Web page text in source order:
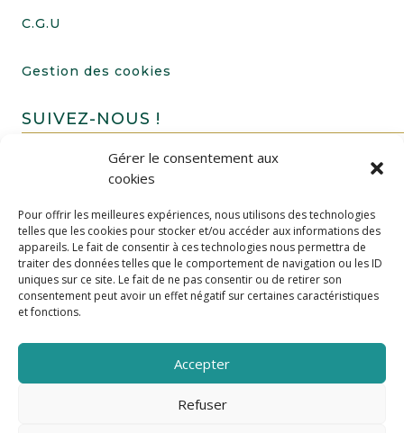
Gérer le consentement aux
cookies
Pour offrir les meilleures expériences, nous utilisons des technologies
telles que les cookies pour stocker et/ou accéder aux informations des
appareils. Le fait de consentir à ces technologies nous permettra de
traiter des données telles que le comportement de navigation ou les ID
uniques sur ce site. Le fait de ne pas consentir ou de retirer son
consentement peut avoir un effet négatif sur certaines caractéristiques
et fonctions.
Accepter
Refuser
C.G.U
Gestion des cookies
SUIVEZ-NOUS !
FAIRE UN DON